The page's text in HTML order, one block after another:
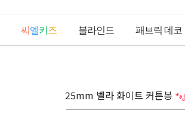
씨 엘키 즈 블라인드 패브릭 데코
25mm 벨라 화이트 커튼봉